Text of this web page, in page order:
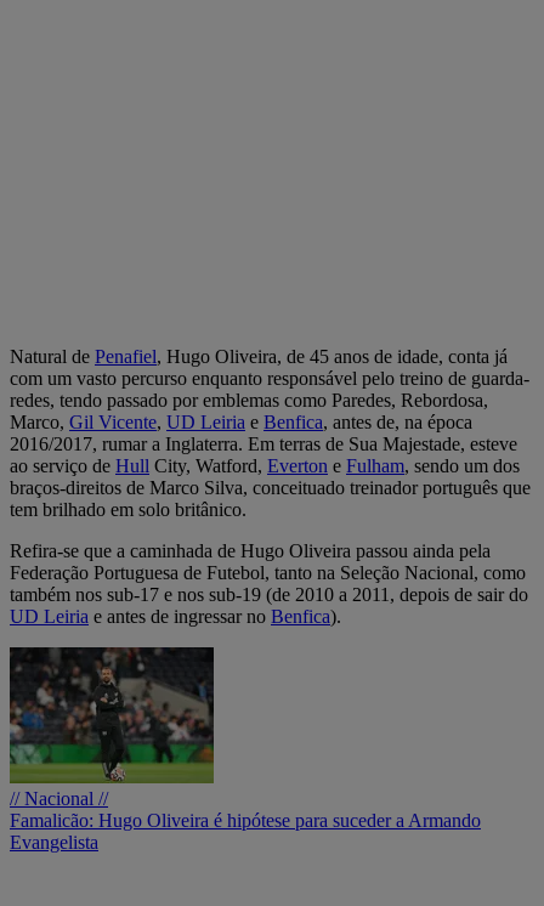
Natural de Penafiel, Hugo Oliveira, de 45 anos de idade, conta já
com um vasto percurso enquanto responsável pelo treino de guarda-
redes, tendo passado por emblemas como Paredes, Rebordosa,
Marco, Gil Vicente, UD Leiria e Benfica, antes de, na época
2016/2017, rumar a Inglaterra. Em terras de Sua Majestade, esteve
ao serviço de Hull City, Watford, Everton e Fulham, sendo um dos
braços-direitos de Marco Silva, conceituado treinador português que
tem brilhado em solo britânico.
Refira-se que a caminhada de Hugo Oliveira passou ainda pela
Federação Portuguesa de Futebol, tanto na Seleção Nacional, como
também nos sub-17 e nos sub-19 (de 2010 a 2011, depois de sair do
UD Leiria e antes de ingressar no Benfica).
// Nacional //
Famalicão: Hugo Oliveira é hipótese para suceder a Armando
Evangelista